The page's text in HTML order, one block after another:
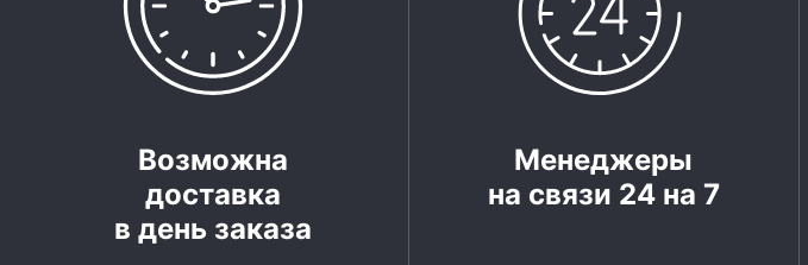
Возможна
доставка
в день заказа
Менеджеры
на связи 24 на 7